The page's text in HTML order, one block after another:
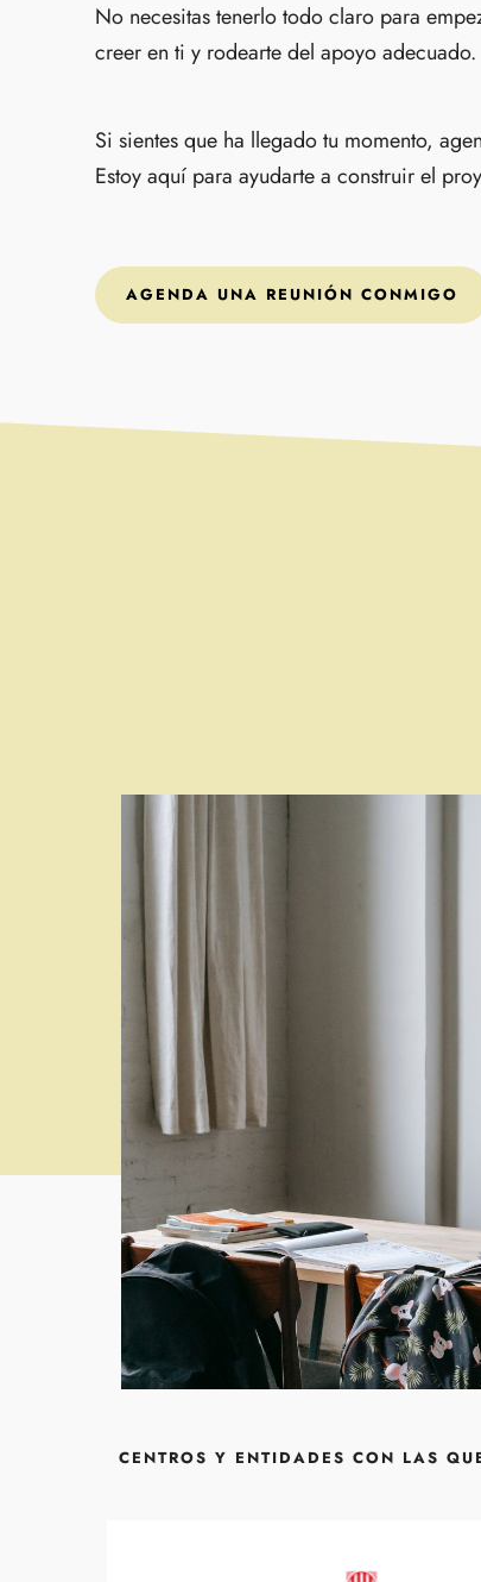
No necesitas tenerlo todo claro para
creer en ti y rodearte del apoyo adecuado.
Si sientes que ha llegado tu momento,
Estoy aquí para ayudarte a construir el
AGENDA UNA REUNIÓN CONMIGO
CENTROS Y ENTIDADES CON LAS